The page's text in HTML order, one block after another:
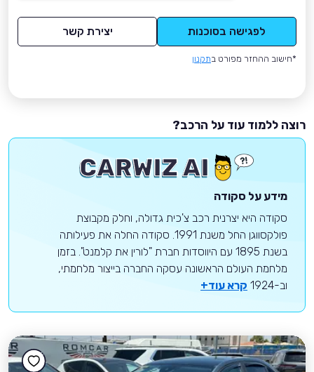
לפגישה בסוכנות יצירת קשר
*חישוב ההחזר מפורט בתקנון
רוצה ללמוד עוד על הרכב?
מידע על סקודה
סקודה היא יצרנית רכב צ'כית גדולה, וחלק מקבוצת
פולקסווגן החל משנת 1991. סקודה החלה את פעילותה
בשנת 1895 עם היווסדות חברת "לורין את קלמנט". בזמן
מלחמת העולם הראשונה עסקה החברה בייצור מלחמתי,
וב-1924
קרא עוד+